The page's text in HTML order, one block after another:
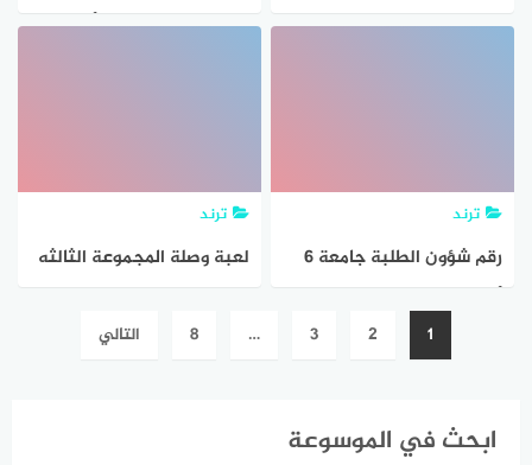
الجميع
الواردة في القائمة الأولى
ترند
رقم شؤون الطلبة جامعة 6
ترند
لعبة وصلة المجموعة الثالثه
المقالات
1
2
3
…
8 التالي
ابحث في الموسوعة